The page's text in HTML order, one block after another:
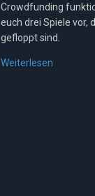
Crowdfunding
euch drei Spiele vor,
gefloppt sind.
Weiterlesen